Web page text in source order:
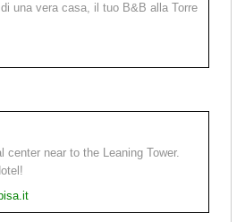
una vera casa, il tuo B&B alla Torre
center near to the Leaning Tower.